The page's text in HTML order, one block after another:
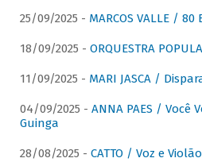
25/09/2025 - MARCOS VALLE / 80
18/09/2025 - ORQUESTRA
11/09/2025 - MARI JASCA /
04/09/2025 - ANNA PAES / Você
Guinga
28/08/2025 - CATTO / Voz e Violão